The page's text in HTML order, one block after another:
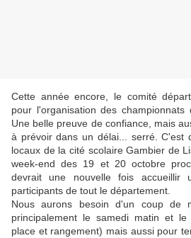
Cette année encore, le comité
pour l'organisation des championnats
Une belle preuve de confiance, mais
à prévoir dans un délai... serré. C'est
locaux de la cité scolaire Gambier de
week-end des 19 et 20 octobre
devrait une nouvelle fois accueillir
participants de tout le département.
Nous aurons besoin d'un coup de
principalement le samedi matin et
place et rangement) mais aussi pour